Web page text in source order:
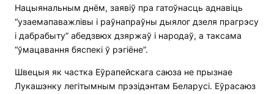
Нацыянальным днём, заявіў пра гатоўнасць аднавіць
“узаемапаважлівы і раўнапраўны дыялог дзеля прагрэсу
і дабрабыту” абедзвюх дзяржаў і народаў, а таксама
“ўмацавання бяспекі ў рэгіёне”.
Швецыя як частка Еўрапейскага саюза не прызнае
Лукашэнку легітымным прэзідэнтам Беларусі. Еўрасаюз